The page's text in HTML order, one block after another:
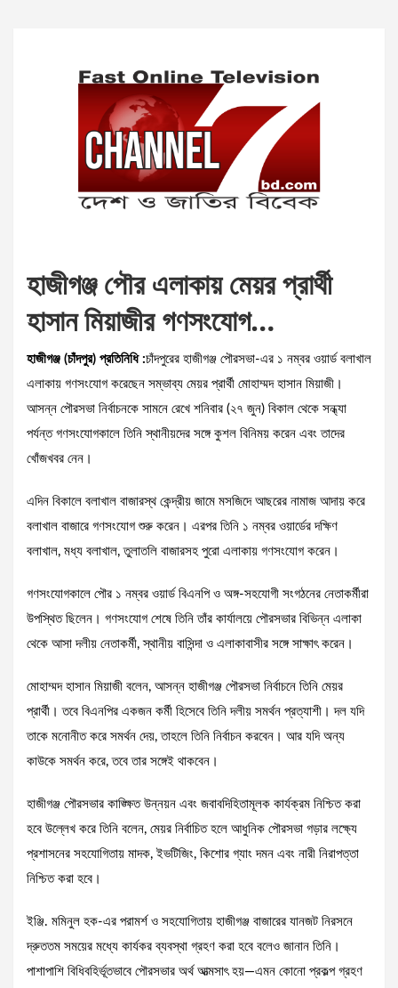
হাজীগঞ্জ পৌর এলাকায় মেয়র প্রার্থী
হাসান মিয়াজীর গণসংযোগ…
হাজীগঞ্জ (চাঁদপুর) প্রতিনিধি :চাঁদপুরের হাজীগঞ্জ পৌরসভা-এর ১ নম্বর ওয়ার্ড বলাখাল
এলাকায় গণসংযোগ করেছেন সম্ভাব্য মেয়র প্রার্থী মোহাম্মদ হাসান মিয়াজী।
আসন্ন পৌরসভা নির্বাচনকে সামনে রেখে শনিবার (২৭ জুন) বিকাল থেকে সন্ধ্যা
পর্যন্ত গণসংযোগকালে তিনি স্থানীয়দের সঙ্গে কুশল বিনিময় করেন এবং তাদের
খোঁজখবর নেন।
এদিন বিকালে বলাখাল বাজারস্থ কেন্দ্রীয় জামে মসজিদে আছরের নামাজ আদায় করে
বলাখাল বাজারে গণসংযোগ শুরু করেন। এরপর তিনি ১ নম্বর ওয়ার্ডের দক্ষিণ
বলাখাল, মধ্য বলাখাল, তুলাতলি বাজারসহ পুরো এলাকায় গণসংযোগ করেন।
গণসংযোগকালে পৌর ১ নম্বর ওয়ার্ড বিএনপি ও অঙ্গ-সহযোগী সংগঠনের নেতাকর্মীরা
উপস্থিত ছিলেন। গণসংযোগ শেষে তিনি তাঁর কার্যালয়ে পৌরসভার বিভিন্ন এলাকা
থেকে আসা দলীয় নেতাকর্মী, স্থানীয় বাসিন্দা ও এলাকাবাসীর সঙ্গে সাক্ষাৎ করেন।
মোহাম্মদ হাসান মিয়াজী বলেন, আসন্ন হাজীগঞ্জ পৌরসভা নির্বাচনে তিনি মেয়র
প্রার্থী। তবে বিএনপির একজন কর্মী হিসেবে তিনি দলীয় সমর্থন প্রত্যাশী। দল যদি
তাকে মনোনীত করে সমর্থন দেয়, তাহলে তিনি নির্বাচন করবেন। আর যদি অন্য
কাউকে সমর্থন করে, তবে তার সঙ্গেই থাকবেন।
হাজীগঞ্জ পৌরসভার কাঙ্ক্ষিত উন্নয়ন এবং জবাবদিহিতামূলক কার্যক্রম নিশ্চিত করা
হবে উল্লেখ করে তিনি বলেন, মেয়র নির্বাচিত হলে আধুনিক পৌরসভা গড়ার লক্ষ্যে
প্রশাসনের সহযোগিতায় মাদক, ইভটিজিং, কিশোর গ্যাং দমন এবং নারী নিরাপত্তা
নিশ্চিত করা হবে।
ইঞ্জি. মমিনুল হক-এর পরামর্শ ও সহযোগিতায় হাজীগঞ্জ বাজারের যানজট নিরসনে
দ্রুততম সময়ের মধ্যে কার্যকর ব্যবস্থা গ্রহণ করা হবে বলেও জানান তিনি।
পাশাপাশি বিধিবহির্ভূতভাবে পৌরসভার অর্থ আত্মসাৎ হয়—এমন কোনো প্রকল্প গ্রহণ